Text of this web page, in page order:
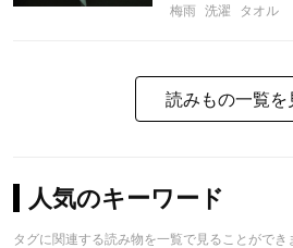
梅雨 洗濯 タオル
読みもの一覧を
人気のキーワード
タグに関連する読み物を一覧で見ることができ